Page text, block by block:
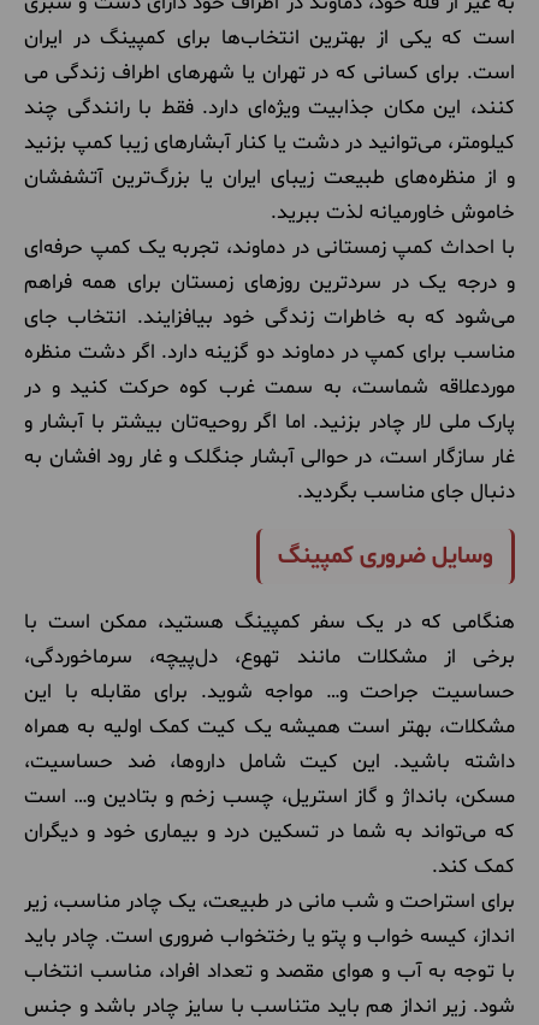
است که یکی از بهترین انتخاب‌ها برای کمپینگ در ایران
است. برای کسانی که در تهران یا شهرهای اطراف زندگی می
کنند، این مکان جذابیت ویژه‌ای دارد. فقط با رانندگی چند
کیلومتر، می‌توانید در دشت یا کنار آبشارهای زیبا کمپ بزنید
و از منظره‌های طبیعت زیبای ایران یا بزرگ‌ترین آتشفشان
خاموش خاورمیانه لذت ببرید.
با احداث کمپ زمستانی در دماوند، تجربه یک کمپ حرفه‌ای
و درجه یک در سردترین روزهای زمستان برای همه فراهم
می‌شود که به خاطرات زندگی خود بیافزایند. انتخاب جای
مناسب برای کمپ در دماوند دو گزینه دارد. اگر دشت منظره
موردعلاقه شماست، به سمت غرب کوه حرکت کنید و در
پارک ملی لار چادر بزنید. اما اگر روحیه‌تان بیشتر با آبشار و
غار سازگار است، در حوالی آبشار جنگلک و غار رود افشان به
دنبال جای مناسب بگردید.
وسایل ضروری کمپینگ
هنگامی که در یک سفر کمپینگ هستید، ممکن است با
برخی از مشکلات مانند تهوع، دل‌پیچه، سرماخوردگی،
حساسیت جراحت و… مواجه شوید. برای مقابله با این
مشکلات، بهتر است همیشه یک کیت کمک اولیه به همراه
داشته باشید. این کیت شامل داروها، ضد حساسیت،
مسکن، بانداژ و گاز استریل، چسب زخم و بتادین و… است
که می‌تواند به شما در تسکین درد و بیماری خود و دیگران
کمک کند.
برای استراحت و شب مانی در طبیعت، یک چادر مناسب، زیر
انداز، کیسه خواب و پتو یا رختخواب ضروری است. چادر باید
با توجه به آب و هوای مقصد و تعداد افراد، مناسب انتخاب
شود. زیر انداز هم باید متناسب با سایز چادر باشد و جنس